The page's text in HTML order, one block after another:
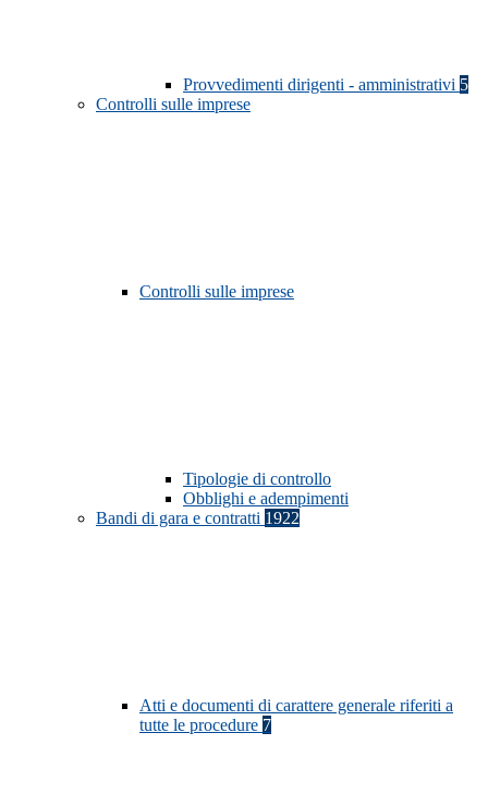
Provvedimenti dirigenti - amministrativi 5
Controlli sulle imprese
Controlli sulle imprese
Tipologie di controllo
Obblighi e adempimenti
Bandi di gara e contratti 1922
Atti e documenti di carattere generale riferiti a
tutte le procedure 7